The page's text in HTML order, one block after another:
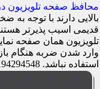
محافظ صفحه تلویزیون
بالایی دارند با توجه
قدیمی اسیب پذیرتر
تلویزیون همان صفحه
وارد شدن ضربه هنگام
استفاده نباشد. 09194294548 آقای جوادی